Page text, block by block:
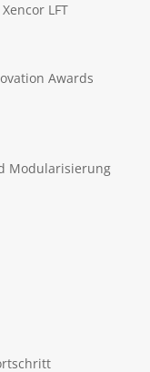
LFT
Awards
Modularisierung